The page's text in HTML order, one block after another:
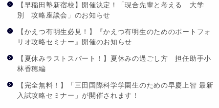
【早稲田塾新宿校】開催決定！「現合先輩と考える 大学
別 攻略座談会」のお知らせ
【かえつ有明生必見！】『かえつ有明生のためのポートフォ
リオ攻略セミナー』開催のお知らせ
【夏休みラストスパート！】夏休みの過ごし方 担任助手小
林香穂編
【完全無料！】「三田国際科学学園生のための早慶上智 最新
入試攻略セミナー」が開催されます！